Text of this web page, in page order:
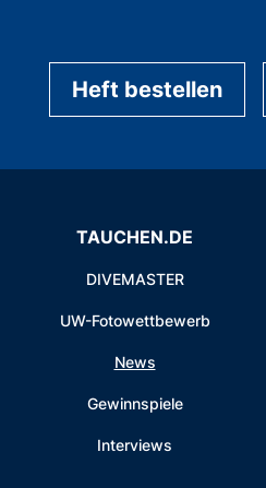
Heft bestellen
TAUCHEN.DE
DIVEMASTER
UW-Fotowettbewerb
News
Gewinnspiele
Interviews